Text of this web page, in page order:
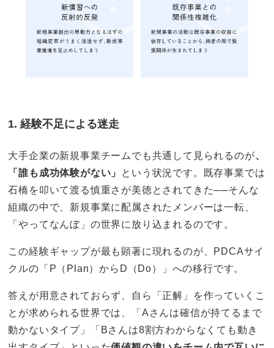
1. 経験不足による迷走
大手企業の新規事業チームでも共通して見られるのが、
「誰も成功体験がない」
という状況です。既存事業では
石橋を叩いて渡る慎重さが美徳とされてきた──そんな
組織の中で、新規事業に配属されたメンバーは一転、
「やってなんぼ」の世界に放り込まれるのです。
この経験ギャップが最も顕著に現れるのが、PDCAサイ
クルの「P（Plan）からD（Do）」への移行です。
答えが用意されておらず、自ら「正解」を作っていくこ
とが求められる世界では、「Aさんは確信が持てるまで
動かないタイプ」「Bさんは8割方わからなくても動き